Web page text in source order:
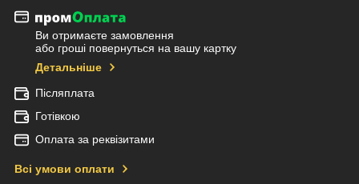
Ви отримаєте замовлення
або гроші повернуться на вашу картку
Детальніше
Післяплата
Готівкою
Оплата за реквізитами
Всі умови оплати